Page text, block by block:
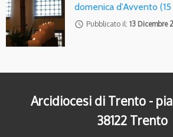
domenica d’Avvento
access_time Pubblicato il: 13 Dicembre
Arcidiocesi di Trento -
38122 Trento